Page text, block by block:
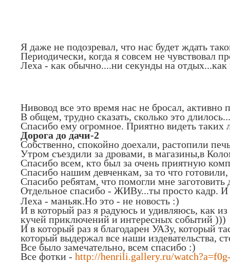
Я даже не подозревал, что нас будет ждать
Периодически, когда я совсем не чувствовал
Леха - как обычно....ни секунды на
Нивовод все это время нас не бросал, активно
В общем, трудно сказать, сколько это
Спасибо ему огромное. Приятно видеть таких
Дорога до дачи-2
Собственно, спокойно доехали, растопили
Утром съездили за дровами, в магазины,в
Спасибо всем, кто был за очень приятную
Спасибо нашим девченкам, за то что
Спасибо ребятам, что помогли мне заготовить
Отдельное спасибо - ЖИВу...ты просто кадр.
Леха - маньяк.Но это - не новость :)
И в который раз я радуюсь и удивляюсь, как
кучей приключений и интересных событий )))
И в который раз я благодарен УАЗу, который
который выдержал все наши издевательства,
Все было замечательно, всем спасибо :)
Все фотки - http://henrili.gallery.ru/